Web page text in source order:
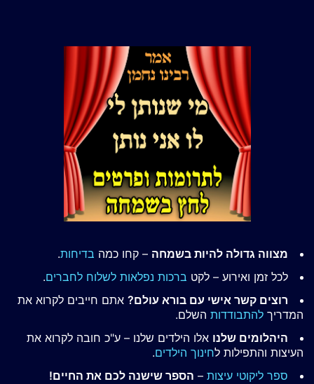
מצווה גדולה להיות בשמחה – קחו כמה בדיחות.
לכל זמן ואירוע – לקט ברכות נפלאות לשלוח לחברים.
רוצים קשר אישי עם בורא עולם? אתם חייבים לקרוא את
המדריך להתבודדות השלם.
היהלומים שלנו אלו הילדים שלנו – ע"כ חובה לקרוא את
העיצות והתפילות לחינוך הילדים.
ספר ליקוטי עיצות – הספר שישנה לכם את החיים!